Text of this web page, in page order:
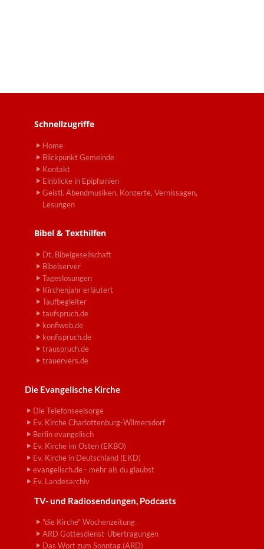
Schnellzugriffe
Home
Blickpunkt Gemeinde
Kontakt
Einblicke in Epiphanien
Geistl. Abendmusiken, Konzerte, Vernissagen,
Lesungen
Bibel & Texthilfen
Dt. Bibelgesellschaft
Bibelserver
Tageslosungen
Kirchenjahr erläutert
Taufbegleiter
taufspruch.de
konfiweb.de
konfispruch.de
trauspruch.de
trauervers.de
Die Evangelische Kirche
Die Telefonseelsorge
Ev. Kirche Charlottenburg-Wilmersdorf
Berlin evangelisch
Ev. Kirche im Osten (EKBO)
Ev. Kirche in Deutschland (EKD)
evangelisch.de - mehr als du glaubst
Ev. Landesarchiv
TV- und Radiosendungen, Podcasts
"die Kirche" Wochenzeitung
ARD Gottesdienst-Übertragungen
Das Wort zum Sonntag (ARD)